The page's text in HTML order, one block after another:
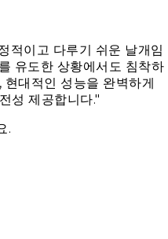
적이고 다루기 쉬운 날개임
유도한 상황에서도 침착하
대적인 성능을 완벽하게
성 제공합니다."
.